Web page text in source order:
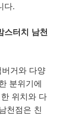
다.
스터치 남천
거와 다양
분위기에
위치와 다
천점은 친